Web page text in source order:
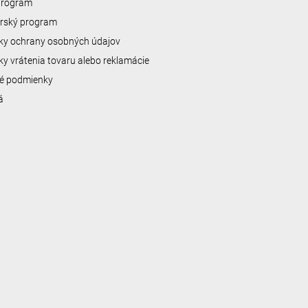
program
ochrany osobných údajov
vrátenia tovaru alebo reklamácie
podmienky